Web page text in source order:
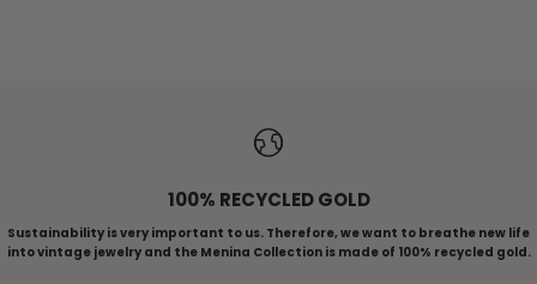
100% RECYCLED GOLD
Sustainability is very important to us. Therefore, we want to breathe new life
into vintage jewelry and the Menina Collection is made of 100% recycled gold.